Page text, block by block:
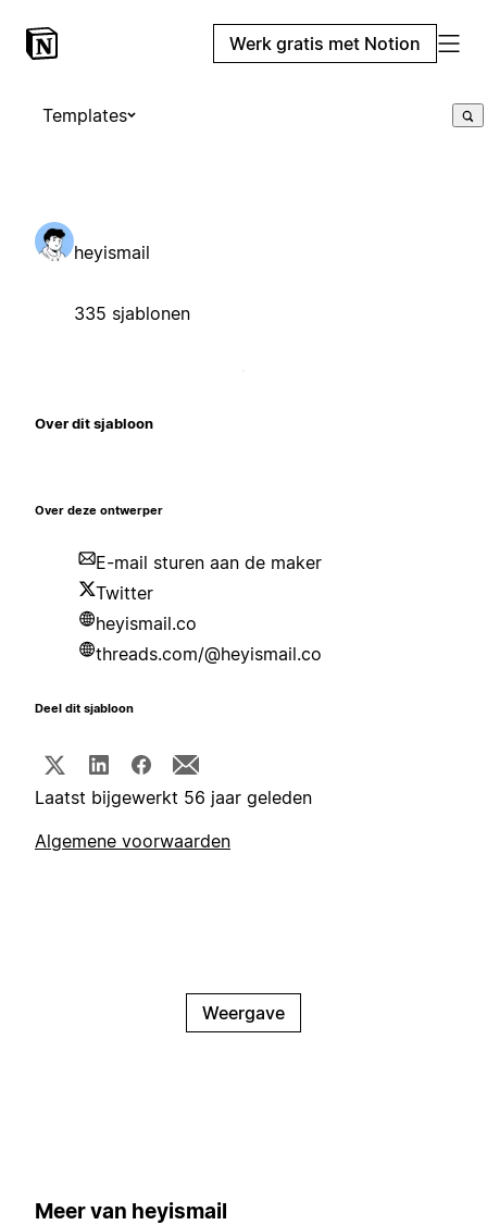
Werk gratis met Notion
Templates
heyismail
335 sjablonen
Over dit sjabloon
Over deze ontwerper
E-mail sturen aan de maker
Twitter
heyismail.co
threads.com/@heyismail.co
Deel dit sjabloon
Laatst bijgewerkt 56 jaar geleden
Algemene voorwaarden
Weergave
Meer van heyismail